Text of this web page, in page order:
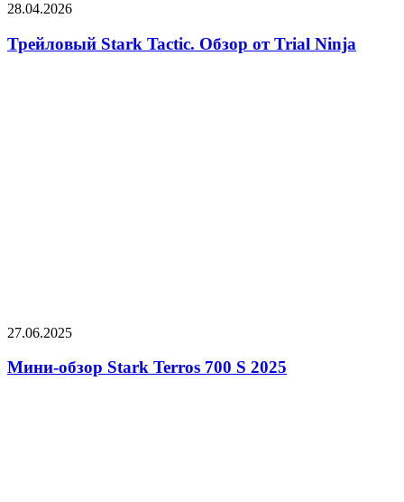
28.04.2026
Трейловый Stark Tactic. Обзор от Trial Ninja
27.06.2025
Мини-обзор Stark Terros 700 S 2025